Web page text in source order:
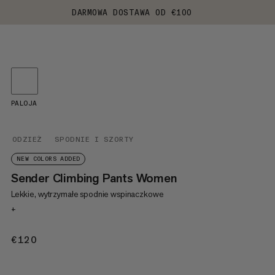
DARMOWA DOSTAWA OD €100
ODZIEŻ SPODNIE I SZORTY
NEW COLORS ADDED
Sender Climbing Pants Women
Lekkie, wytrzymałe spodnie wspinaczkowe
+
€120
PALOJA